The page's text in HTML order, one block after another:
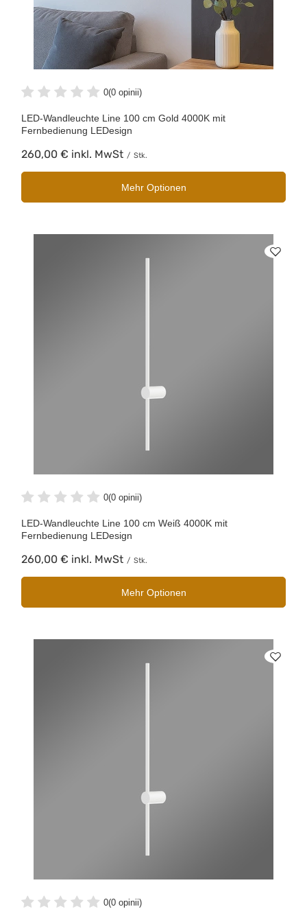
0(0 opinii)
LED-Wandleuchte Line 100 cm Gold 4000K mit
Fernbedienung LEDesign
260,00 € inkl. MwSt / Stk.
Mehr Optionen
0(0 opinii)
LED-Wandleuchte Line 100 cm Weiß 4000K mit
Fernbedienung LEDesign
260,00 € inkl. MwSt / Stk.
Mehr Optionen
0(0 opinii)